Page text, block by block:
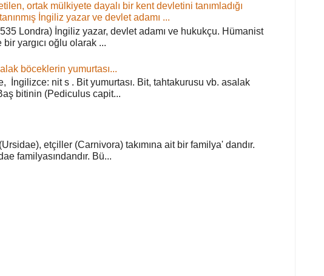
ortak mülkiyete dayalı bir kent devletini tanımladığı
İngiliz yazar ve devlet adamı ...
Londra) İngiliz yazar, devlet adamı ve hukukçu. Hümanist
yargıcı oğlu olarak ...
böceklerin yumurtası...
İngilizce: nit s . Bit yumurtası. Bit, tahtakurusu vb. asalak
bitinin (Pediculus capit...
etçiller (Carnivora) takımına ait bir familya' dandır.
familyasındandır. Bü...